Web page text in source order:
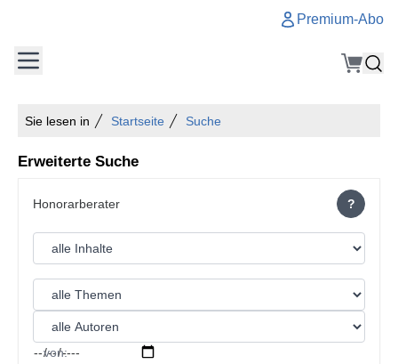
Premium-Abo
Sie lesen in Startseite Suche
Erweiterte Suche
?
von: